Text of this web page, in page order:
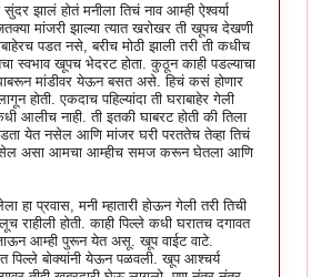
झालं होतं मनीला तिचं नाव आम्ही ऐश्वर्या
मांजरी झाल्या त्यात खरोखर ती खूपच देखणी
पडत नसे, बरीच मोठी झाली तरी ती कधीच
स्वभाव खूपच भेदरट होता. कुठून काही पडल्याचा
मांडीवर येऊन बसत असे. हिचं कसं होणार
होती. एकदाच पहिल्यांदा ती घराबाहेर गेली
आलीच नाही. ती इतकी घाबरट होती की तिला
येत नसेल आणि मांजर घरी परततेच तेव्हा तिचं
असा आमचा आम्हीच समज करून घेतला आणि
हा प्रवास, मनी म्हातारी होऊन गेली तरी तिची
होती. काही पिल्ले कधी घरातच दगावत
जाऊन आम्ही पुरून येत असू. खूप वाईट वाटे.
पिल्ले बोक्यांनी येऊन पळवली. खूप आश्चर्य